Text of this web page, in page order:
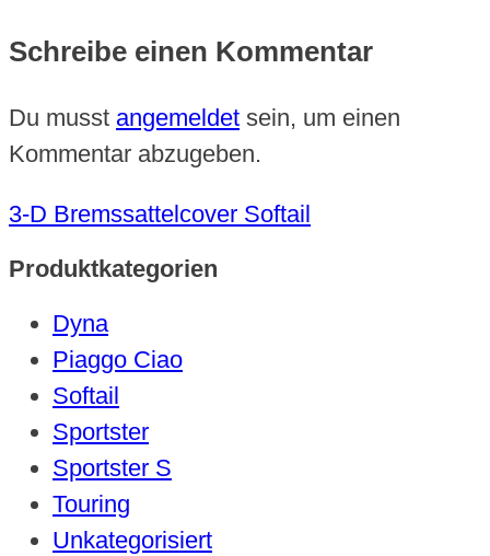
Schreibe einen Kommentar
Du musst angemeldet sein, um einen
Kommentar abzugeben.
3-D Bremssattelcover Softail
Produktkategorien
Dyna
Piaggo Ciao
Softail
Sportster
Sportster S
Touring
Unkategorisiert